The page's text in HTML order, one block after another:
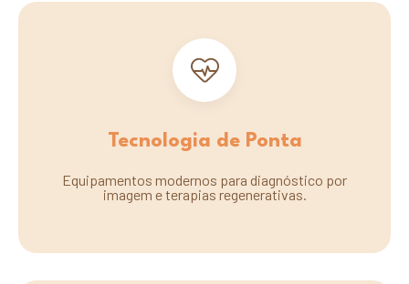
Tecnologia de Ponta
Equipamentos modernos para diagnóstico por
imagem e terapias regenerativas.